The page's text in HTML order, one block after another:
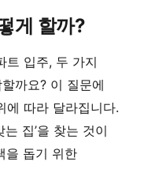
게 할까?
트 입주, 두 가지
까요? 이 질문에
에 따라 달라집니다.
는 집’을 찾는 것이
을 돕기 위한